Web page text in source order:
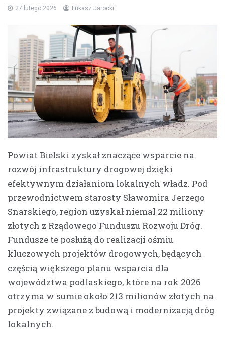
27 lutego 2026 Łukasz Jarocki
Powiat Bielski zyskał znaczące wsparcie na
rozwój infrastruktury drogowej dzięki
efektywnym działaniom lokalnych władz. Pod
przewodnictwem starosty Sławomira Jerzego
Snarskiego, region uzyskał niemal 22 miliony
złotych z Rządowego Funduszu Rozwoju Dróg.
Fundusze te posłużą do realizacji ośmiu
kluczowych projektów drogowych, będących
częścią większego planu wsparcia dla
województwa podlaskiego, które na rok 2026
otrzyma w sumie około 213 milionów złotych na
projekty związane z budową i modernizacją dróg
lokalnych.